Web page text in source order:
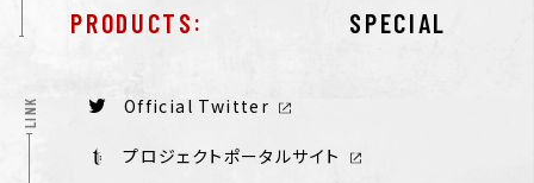
PRODUCTS SPECIAL
LINK Official Twitter
プロジェクトポータルサイト